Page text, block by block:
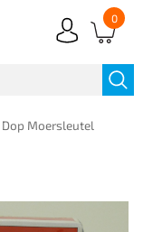
0
Dop Moersleutel